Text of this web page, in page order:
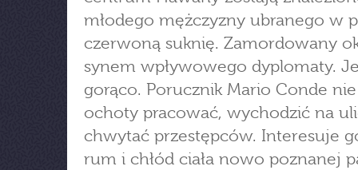
młodego mężczyzny ubranego w
czerwoną suknię. Zamordowany
synem wpływowego dyplomaty.
gorąco. Porucznik Mario Conde
ochoty pracować, wychodzić na
chwytać przestępców. Interesuje
rum i chłód ciała nowo poznanej